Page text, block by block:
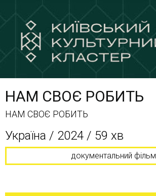
НАМ СВОЄ РОБИТЬ
НАМ СВОЄ РОБИТЬ
Україна / 2024 / 59 хв
документальний фільм